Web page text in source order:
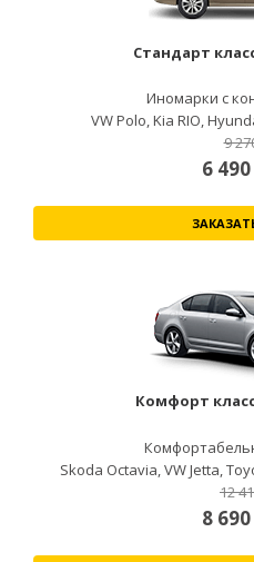
Стандарт
Иномарки с
VW Polo, Kia RIO,
9
6 490
Комфорт
Skoda Octavia, VW Jetta,
12
8 690